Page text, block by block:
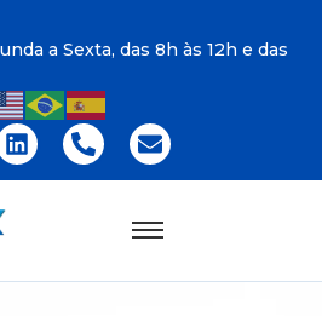
a Sexta, das 8h às 12h e das